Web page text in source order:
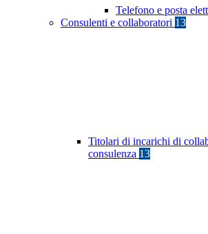
Telefono e posta
Consulenti e collaboratori 13
Titolari di incarichi di
consulenza 13